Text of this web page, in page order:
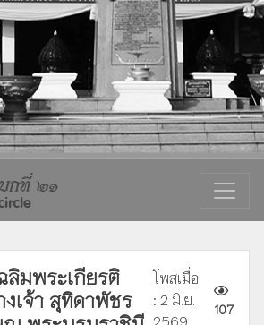
ลิมพระเกียรติ
เจ้า สุทิดาพัชร
โพสเมื่อ
: 2 มิ.ย.
2569
107